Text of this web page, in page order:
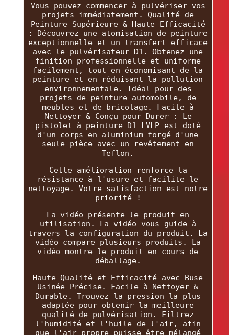
Vous pouvez commencer à pulvériser vos
projets immédiatement. Qualité de
Peinture Supérieure & Haute Efficacité
: Découvrez une atomisation de peinture
exceptionnelle et un transfert efficace
avec le pulvérisateur D1. Obtenez une
finition professionnelle et uniforme
facilement, tout en économisant de la
peinture et en réduisant la pollution
environnementale. Idéal pour des
projets de peinture automobile, de
meubles et de bricolage. Facile à
Nettoyer & Conçu pour Durer : Le
pistolet à peinture D1 LVLP est doté
d'un corps en aluminium forgé d'une
seule pièce avec un revêtement en
Teflon.
Cette amélioration renforce la
résistance à l'usure et facilite le
nettoyage. Votre satisfaction est notre
priorité !
La vidéo présente le produit en
utilisation. La vidéo vous guide à
travers la configuration du produit. La
vidéo compare plusieurs produits. La
vidéo montre le produit en cours de
déballage.
Haute Qualité et Efficacité avec Buse
Usinée Précise. Facile à Nettoyer &
Durable. Trouvez la pression la plus
adaptée pour obtenir la meilleure
qualité de pulvérisation. Filtrez
l'humidité et l'huile de l'air, afin
que l'air propre puisse être mélangé